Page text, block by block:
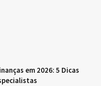
em 2026: 5 Dicas